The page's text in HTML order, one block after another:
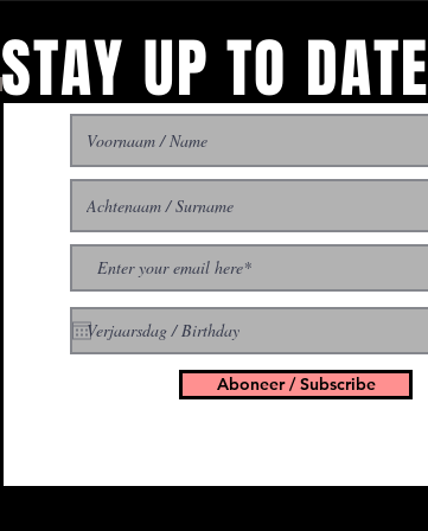
STAY UP TO DATE
up to get our newsletter
Aboneer / Subscribe